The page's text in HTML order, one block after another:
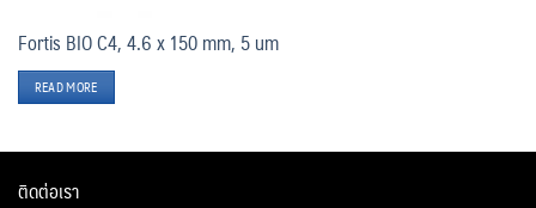
Fortis BIO C4, 4.6 x 150 mm, 5 um
READ MORE
ติดต่อเรา